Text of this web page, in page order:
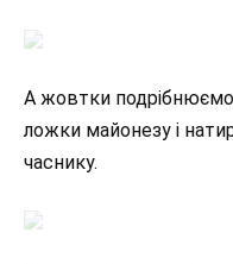
А жовтки
ложки майонезу і
часнику.